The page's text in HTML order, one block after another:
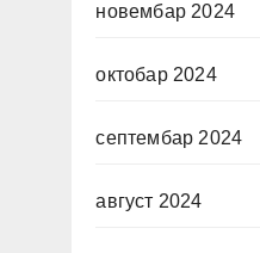
новембар 2024
октобар 2024
септембар 2024
август 2024